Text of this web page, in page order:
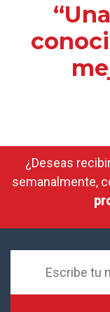
¿Deseas
semanalmente,